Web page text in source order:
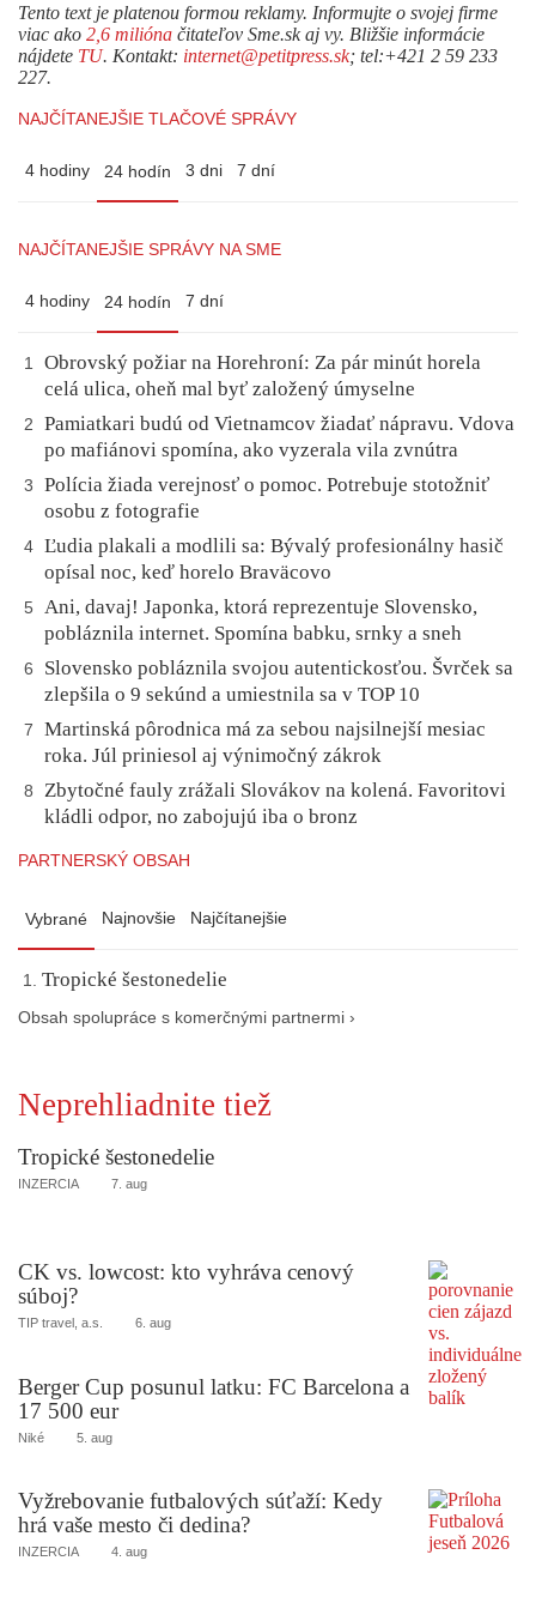
Tento text je platenou formou reklamy. Informujte o svojej firme
viac ako 2,6 milióna čitateľov Sme.sk aj vy. Bližšie informácie
nájdete TU. Kontakt: internet@petitpress.sk; tel:+421 2 59 233
227.
NAJČÍTANEJŠIE TLAČOVÉ SPRÁVY
4 hodiny 24 hodín 3 dni 7 dní
NAJČÍTANEJŠIE SPRÁVY NA SME
4 hodiny 24 hodín 7 dní
1
Obrovský požiar na Horehroní: Za pár minút horela
celá ulica, oheň mal byť založený úmyselne
2
Pamiatkari budú od Vietnamcov žiadať nápravu. Vdova
po mafiánovi spomína, ako vyzerala vila zvnútra
3
Polícia žiada verejnosť o pomoc. Potrebuje stotožniť
osobu z fotografie
4 Ľudia plakali a modlili sa: Bývalý profesionálny hasič
opísal noc, keď horelo Braväcovo
5
Ani, davaj! Japonka, ktorá reprezentuje Slovensko,
pobláznila internet. Spomína babku, srnky a sneh
6
Slovensko pobláznila svojou autentickosťou. Švrček sa
zlepšila o 9 sekúnd a umiestnila sa v TOP 10
7
Martinská pôrodnica má za sebou najsilnejší mesiac
roka. Júl priniesol aj výnimočný zákrok
8
Zbytočné fauly zrážali Slovákov na kolená. Favoritovi
kládli odpor, no zabojujú iba o bronz
PARTNERSKÝ OBSAH
Vybrané Najnovšie Najčítanejšie
Tropické šestonedelie
Obsah spolupráce s komerčnými partnermi ›
Neprehliadnite tiež
Tropické šestonedelie
INZERCIA 7. aug
CK vs. lowcost: kto vyhráva cenový
súboj?
TIP travel, a.s. 6. aug
Berger Cup posunul latku: FC Barcelona a
17 500 eur
Niké 5. aug
Vyžrebovanie futbalových súťaží: Kedy
hrá vaše mesto či dedina?
INZERCIA 4. aug